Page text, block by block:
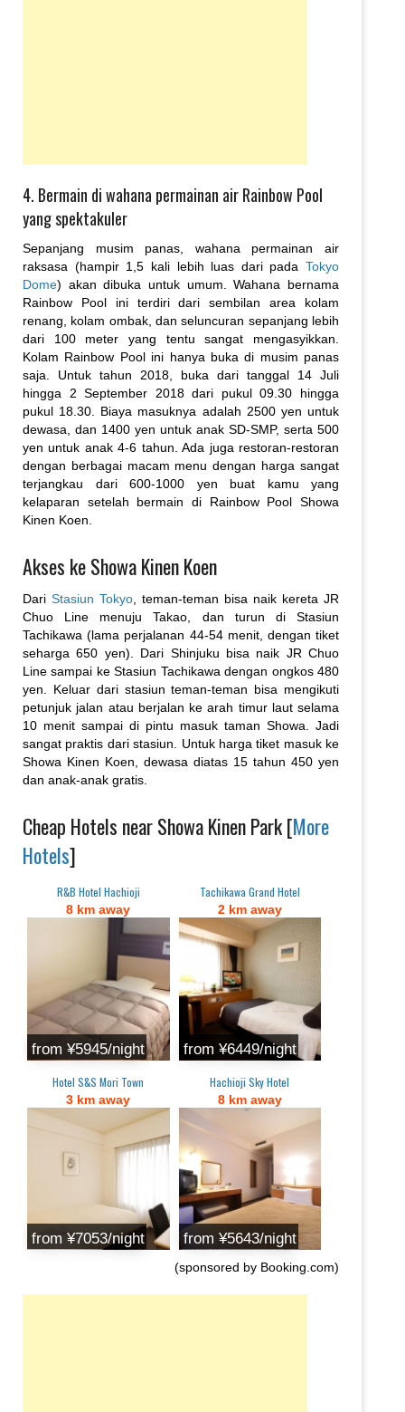
4. Bermain di wahana permainan air Rainbow Pool
yang spektakuler
Sepanjang musim panas, wahana permainan air
raksasa (hampir 1,5 kali lebih luas dari pada Tokyo
Dome) akan dibuka untuk umum. Wahana bernama
Rainbow Pool ini terdiri dari sembilan area kolam
renang, kolam ombak, dan seluncuran sepanjang lebih
dari 100 meter yang tentu sangat mengasyikkan.
Kolam Rainbow Pool ini hanya buka di musim panas
saja. Untuk tahun 2018, buka dari tanggal 14 Juli
hingga 2 September 2018 dari pukul 09.30 hingga
pukul 18.30. Biaya masuknya adalah 2500 yen untuk
dewasa, dan 1400 yen untuk anak SD-SMP, serta 500
yen untuk anak 4-6 tahun. Ada juga restoran-restoran
dengan berbagai macam menu dengan harga sangat
terjangkau dari 600-1000 yen buat kamu yang
kelaparan setelah bermain di Rainbow Pool Showa
Kinen Koen.
Akses ke Showa Kinen Koen
Dari Stasiun Tokyo, teman-teman bisa naik kereta JR
Chuo Line menuju Takao, dan turun di Stasiun
Tachikawa (lama perjalanan 44-54 menit, dengan tiket
seharga 650 yen). Dari Shinjuku bisa naik JR Chuo
Line sampai ke Stasiun Tachikawa dengan ongkos 480
yen. Keluar dari stasiun teman-teman bisa mengikuti
petunjuk jalan atau berjalan ke arah timur laut selama
10 menit sampai di pintu masuk taman Showa. Jadi
sangat praktis dari stasiun. Untuk harga tiket masuk ke
Showa Kinen Koen, dewasa diatas 15 tahun 450 yen
dan anak-anak gratis.
Cheap Hotels near Showa Kinen Park [More
Hotels]
R&B Hotel Hachioji
8 km away
from ¥5945/night
Tachikawa Grand Hotel
2 km away
from ¥6449/night
Hotel S&S Mori Town
3 km away
from ¥7053/night
Hachioji Sky Hotel
8 km away
from ¥5643/night
(sponsored by Booking.com)